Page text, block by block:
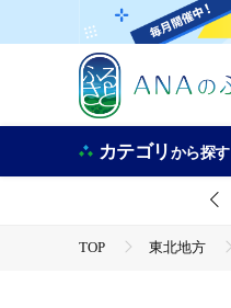
カテゴリから探す
TOP 東北地方